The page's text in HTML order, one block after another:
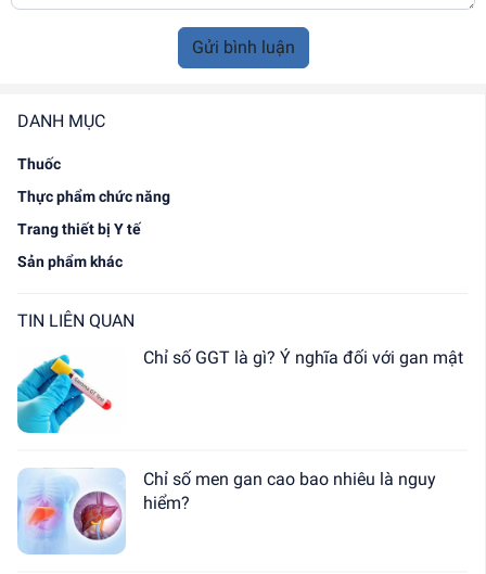
DANH MỤC
Thuốc
Thực phẩm chức năng
Trang thiết bị Y tế
Sản phẩm khác
TIN LIÊN QUAN
Chỉ số GGT là gì? Ý nghĩa đối với gan mật
Chỉ số men gan cao bao nhiêu là nguy
hiểm?
Gửi bình luận